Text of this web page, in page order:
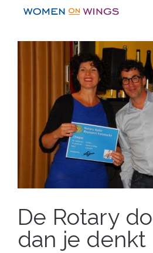
content
De Rotary
dan je denkt